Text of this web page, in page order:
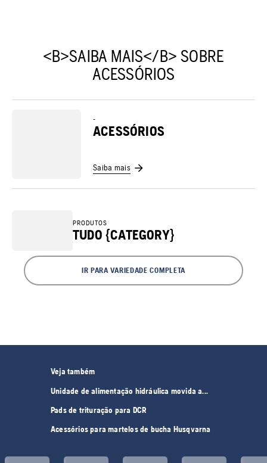
<B>SAIBA MAIS</B> SOBRE
ACESSÓRIOS
-
ACESSÓRIOS
Saiba mais
PRODUTOS
TUDO {CATEGORY}
IR PARA VARIEDADE COMPLETA
Veja também
Unidade de alimentação hidráulica movida a...
Pads de trituração para DCR
Acessórios para martelos de bucha Husqvarna